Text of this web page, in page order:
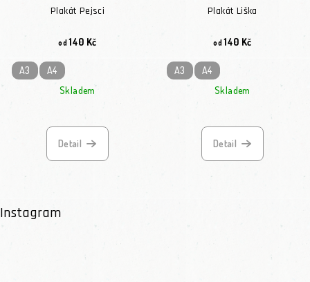
Plakát Pejsci
od140 Kč
A3
A4
Skladem
Detail
Plakát Liška
od140 Kč
A3
A4
Skladem
Detail
Instagram